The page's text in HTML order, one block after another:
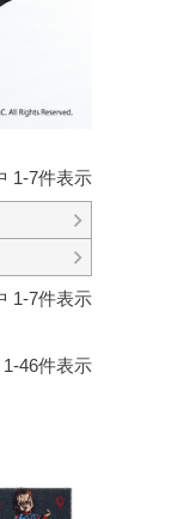
1-7件表示
1-7件表示
1-46件表示